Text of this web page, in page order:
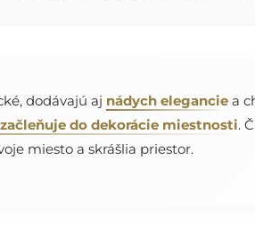
dodávajú aj nádych eleganciea
do dekorácie miestnosti.
miesto a skrášlia priestor.